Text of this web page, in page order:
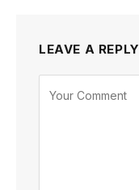
LEAVE A REPLY